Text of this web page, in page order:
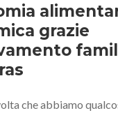
grazie
che abbiamo